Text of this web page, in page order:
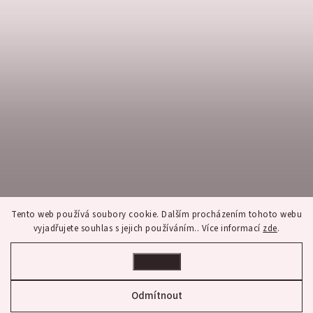
Tento web používá soubory cookie. Dalším procházením tohoto webu
vyjadřujete souhlas s jejich používáním.. Více informací zde.
Odmítnout
Sledovat na Instagramu